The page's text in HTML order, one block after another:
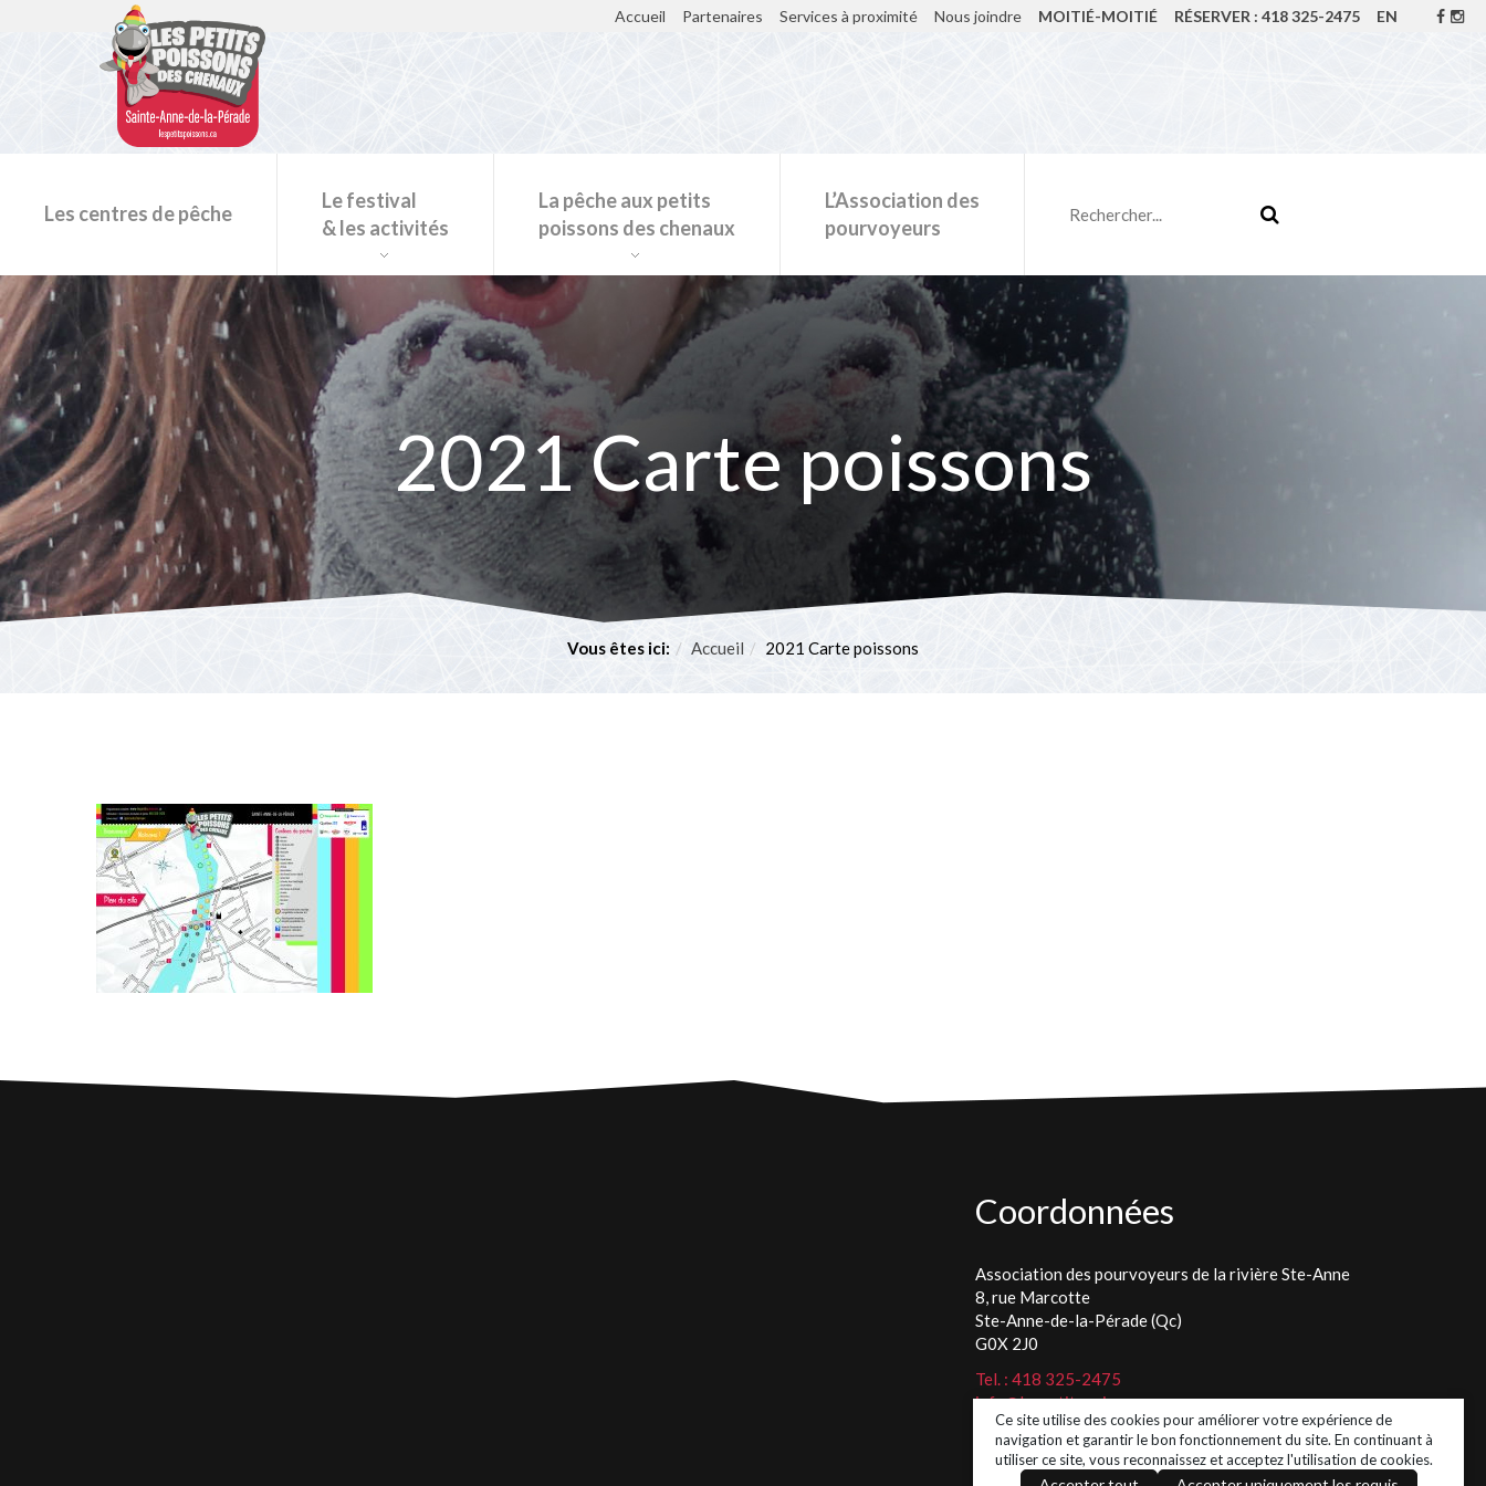
EN
Accueil Partenaires Services à proximité Nous joindre MOITIÉ-MOITIÉ RÉSERVER : 418 325-2475
Les centres de pêche
Le festival
& les activités
La pêche aux petits
poissons des chenaux
L’Association des
pourvoyeurs
2021 Carte poissons
Vous êtes ici: Accueil 2021 Carte poissons
Coordonnées
Association des pourvoyeurs de la rivière Ste-Anne
8, rue Marcotte
Ste-Anne-de-la-Pérade (Qc)
G0X 2J0
Tel. : 418 325-2475
info@lespetitspoissons.ca
Ce site utilise des cookies pour améliorer votre expérience de
navigation et garantir le bon fonctionnement du site. En continuant à
utiliser ce site, vous reconnaissez et acceptez l'utilisation de cookies.